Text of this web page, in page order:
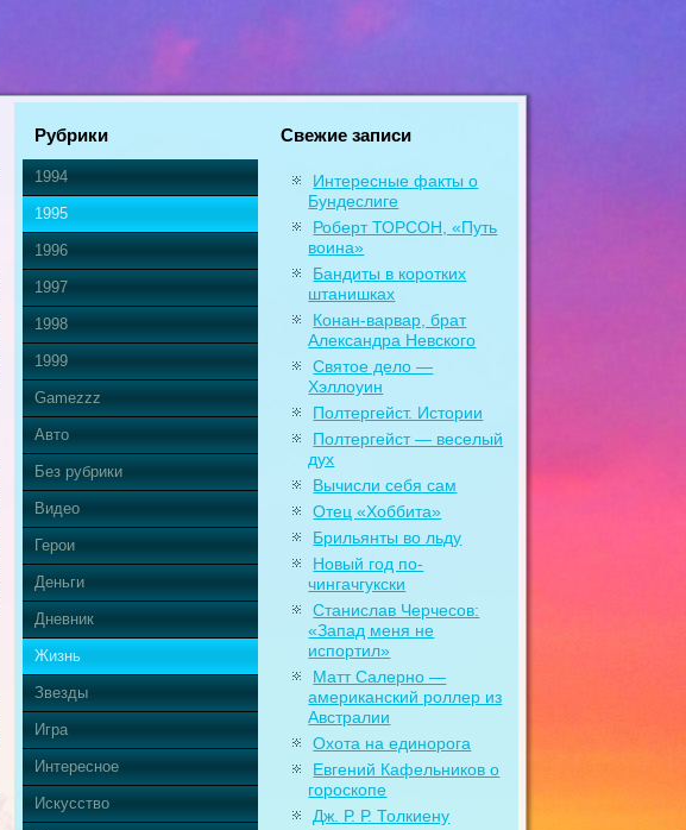
Рубрики
1994
1995
1996
1997
1998
1999
Gamezzz
Авто
Без рубрики
Видео
Герои
Деньги
Дневник
Жизнь
Звезды
Игра
Интересное
Искусство
Свежие записи
Интересные факты о
Бундеслиге
Роберт ТОРСОН, «Путь
воина»
Бандиты в коротких
штанишках
Конан-варвар, брат
Александра Невского
Святое дело —
Хэллоуин
Полтергейст. Истории
Полтергейст — веселый
дух
Вычисли себя сам
Отец «Хоббита»
Брильянты во льду
Новый год по-
чингачгукски
Станислав Черчесов:
«Запад меня не
испортил»
Матт Салерно —
американский роллер из
Австралии
Охота на единорога
Евгений Кафельников о
гороскопе
Дж. Р. Р. Толкиену